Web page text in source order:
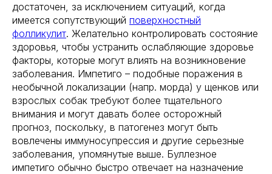
достаточен, за исключением ситуаций, когда
имеется сопутствующий поверхностный
фолликулит. Желательно контролировать состояние
здоровья, чтобы устранить ослабляющие здоровье
факторы, которые могут влиять на возникновение
заболевания. Импетиго – подобные поражения в
необычной локализации (напр. морда) у щенков или
взрослых собак требуют более тщательного
внимания и могут давать более осторожный
прогноз, поскольку, в патогенез могут быть
вовлечены иммуносупрессия и другие серьезные
заболевания, упомянутые выше. Буллезное
импетиго обычно быстро отвечает на назначение